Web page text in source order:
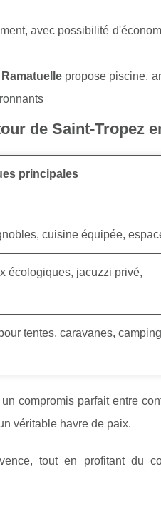
avec possibilité
propose piscine,
de Saint-Tropez
principales
cuisine équipée,
écologiques, jacuzzi privé,
tentes, caravanes,
compromis parfait entre
véritable havre de paix.
tout en profitant du